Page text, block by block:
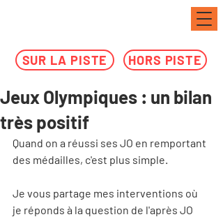
SUR LA PISTE HORS PISTE
Jeux Olympiques : un bilan
très positif
Quand on a réussi ses JO en remportant
des médailles, c'est plus simple.
Je vous partage mes interventions où
je réponds à la question de l'après JO